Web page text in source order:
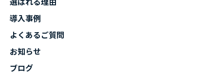
導入事例
よくあるご質問
お知らせ
ブログ